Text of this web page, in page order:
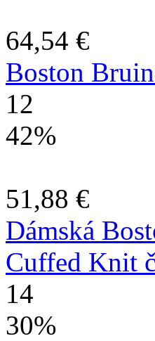
64,54 €
Boston
12
42%
51,88 €
Dámská
Cuffed Knit
14
30%